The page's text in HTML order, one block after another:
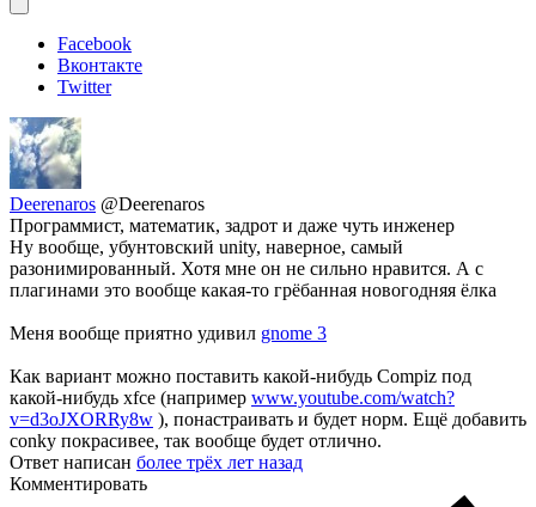
Facebook
Вконтакте
Twitter
Deerenaros @Deerenaros
Программист, математик, задрот и даже чуть инженер
Ну вообще, убунтовский unity, наверное, самый
разонимированный. Хотя мне он не сильно нравится. А с
плагинами это вообще какая-то грёбанная новогодняя ёлка
Меня вообще приятно удивил gnome 3
Как вариант можно поставить какой-нибудь Compiz под
какой-нибудь xfce (например www.youtube.com/watch?
v=d3oJXORRy8w ), понастраивать и будет норм. Ещё добавить
conky покрасивее, так вообще будет отлично.
Ответ написан более трёх лет назад
Комментировать